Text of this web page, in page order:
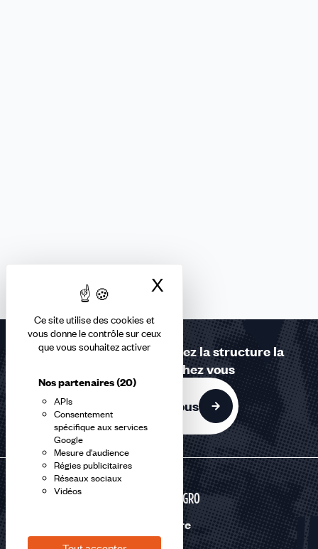
Ce site utilise des cookies et
vous donne le contrôle sur ceux
que vous souhaitez activer
Nos partenaires(20)
APIs
Consentement
spécifique aux services
Google
Mesure d'audience
Régies publicitaires
Réseaux sociaux
Vidéos
X
Contactez-nous ou trouvez la structure la
plus proche de chez vous
Contactez-nous
AGRI-AGRO
Nous suivre